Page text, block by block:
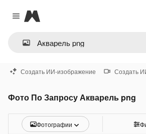
Close menu
Magnific
Создать ИИ-изображение Создать
Фото По Запросу Акварель png
Фотографии